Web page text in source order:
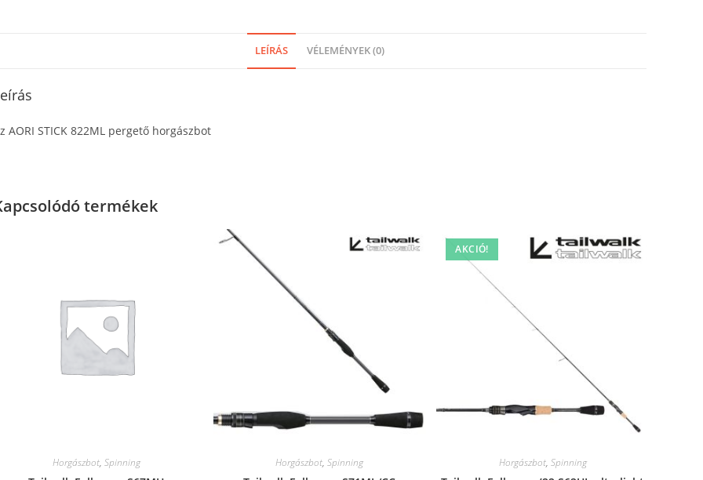
LEÍRÁS VÉLEMÉNYEK (0)
AORI STICK 822ML pergető horgászbot
termékek
Horgászbot,Spinning Horgászbot,Spinning
AKCIÓ!
Horgászbot, Spinning